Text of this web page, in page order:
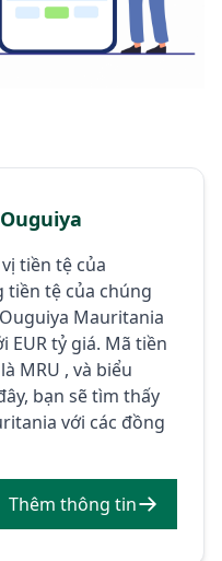
tiền tệ của
tiền tệ của chúng
Mauritania
EUR tỷ giá. Mã tiền
MRU , và biểu
bạn sẽ tìm thấy
với các đồng
Thêm thông tin